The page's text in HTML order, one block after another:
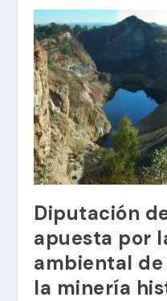
Diputación
apuesta por
ambiental
la minería